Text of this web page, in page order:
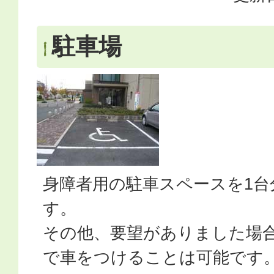
駐車場
身障者用の駐車スペースを1
す。
その他、要望がありました場
で車をつけることは可能です